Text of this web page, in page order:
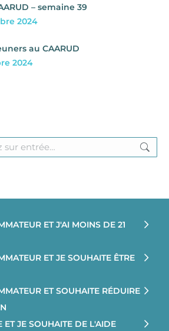
– semaine 39
2024
au CAARUD
2024
ET J'AI MOINS DE 21
ET JE SOUHAITE ÊTRE
ET SOUHAITE RÉDUIRE
ET JE SOUHAITE DE L'AIDE